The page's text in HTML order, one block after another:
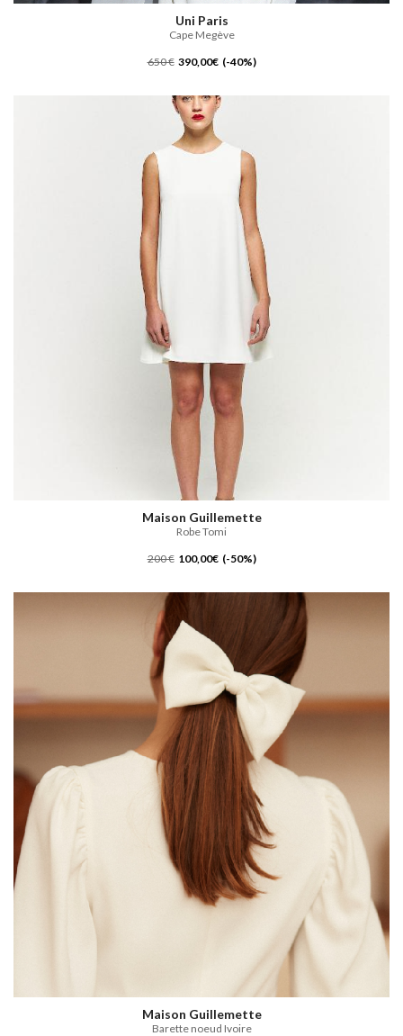
Uni Paris
Cape Megève
650 € 390,00€ (-40%)
Maison Guillemette
Robe Tomi
200 € 100,00€ (-50%)
Maison Guillemette
Barette noeud Ivoire